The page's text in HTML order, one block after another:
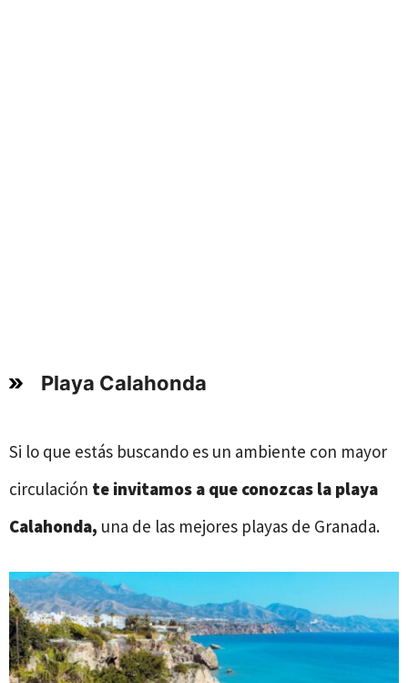
Playa Calahonda
Si lo que estás buscando es un ambiente con mayor
circulación te invitamos a que conozcas la playa
Calahonda, una de las mejores playas de Granada.